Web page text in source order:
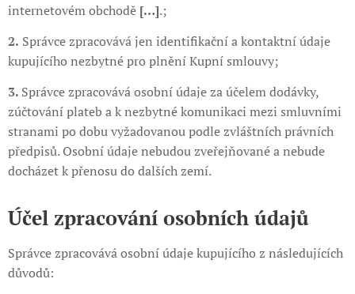
internetovém obchodě […].;
2. Správce zpracovává jen identifikační a kontaktní údaje
kupujícího nezbytné pro plnění Kupní smlouvy;
3. Správce zpracovává osobní údaje za účelem dodávky,
zúčtování plateb a k nezbytné komunikaci mezi smluvními
stranami po dobu vyžadovanou podle zvláštních právních
předpisů. Osobní údaje nebudou zveřejňované a nebude
docházet k přenosu do dalších zemí.
Účel zpracování osobních údajů
Správce zpracovává osobní údaje kupujícího z následujících
důvodů: